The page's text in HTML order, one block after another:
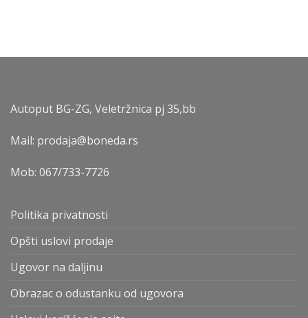
Autoput BG-ZG, Veletržnica pj 35,bb
Mail: prodaja@boneda.rs
Mob: 067/733-7726
Politika privatnosti
Opšti uslovi prodaje
Ugovor na daljinu
Obrazac o odustanku od ugovora